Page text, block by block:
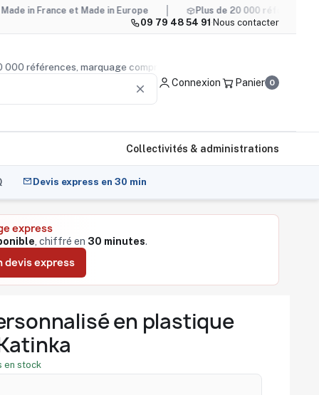
et Made in Europe
Plus de 20 000 références, marquage
09 79 48 54 91 · Nous contacter
de 20 000 références, marquage compris
clear Connexion Panier 0
Collectivités & administrations
Devis express en 30 min
express
, chiffré en 30 minutes.
devis express
en plastique
en stock